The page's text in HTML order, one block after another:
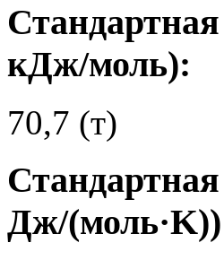
кДж/моль):
70,7 (т)
Дж/